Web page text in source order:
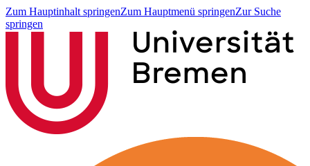
Zum Hauptinhalt springenZum Hauptmenü springenZur Suche
springen